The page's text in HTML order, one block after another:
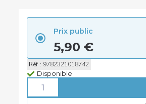
Prix public
5,90 €
Réf : 9782321018742
Disponible